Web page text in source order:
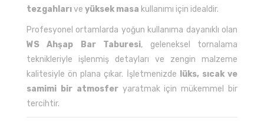
tezgahlarıve yüksek masa kullanımı için idealdir.
Profesyonel ortamlarda yoğun kullanıma dayanıklı olan
WS Ahşap Bar Taburesi, geleneksel tornalama
teknikleriyle işlenmiş detayları ve zengin malzeme
kalitesiyle ön plana çıkar. İşletmenizde
lüks, sıcak ve
samimi bir atmosferyaratmak için mükemmel bir
tercihtir.